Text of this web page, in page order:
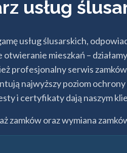
usług
usług ślusarskich,
mieszkań –
profesjonalny serwis
najwyższy poziom
i certyfikaty dają naszym
zamków oraz wymiana